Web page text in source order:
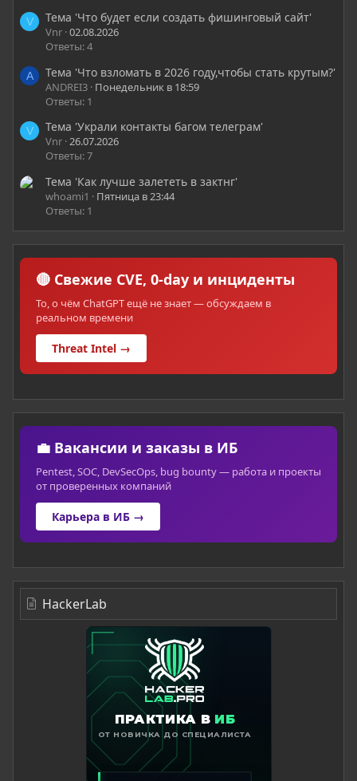
V Тема 'Что будет если создать фишинговый сайт'
Vnr 02.08.2026
Ответы: 4
A Тема 'Что взломать в 2026 году,чтобы стать крутым?'
ANDREI3 Понедельник в 18:59
Ответы: 1
V Тема 'Украли контакты багом телеграм'
Vnr 26.07.2026
Ответы: 7
Тема 'Как лучше залететь в зактнг'
whoami1
Пятница в 23:44
Ответы: 1
🔴 Свежие CVE, 0-day и инциденты
То, о чём ChatGPT ещё не знает — обсуждаем в
реальном времени
Threat Intel →
💼 Вакансии и заказы в ИБ
Pentest, SOC, DevSecOps, bug bounty — работа и проекты
от проверенных компаний
Карьера в ИБ →
HackerLab